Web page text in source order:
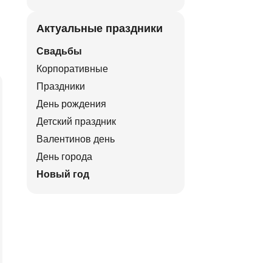
Актуальные праздники
Свадьбы
Корпоративные
Праздники
День рождения
Детский праздник
Валентинов день
День города
Новый год